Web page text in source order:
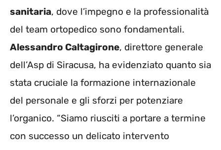
sanitaria, dove l’impegno e la professionalità
del team ortopedico sono fondamentali.
Alessandro Caltagirone, direttore generale
dell’Asp di Siracusa, ha evidenziato quanto sia
stata cruciale la formazione internazionale
del personale e gli sforzi per potenziare
l’organico. “Siamo riusciti a portare a termine
con successo un delicato intervento